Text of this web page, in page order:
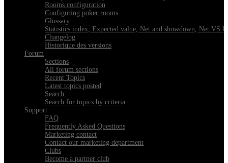
Rooms configuration
Configuring poker rooms
Glossary
Statistics index, Expected value, Net and showdown, Net VS
Changelog
Historique des versions
Forum
Sections
All forum sections
Recent Topics
Latest topics posted
Search
Search for topics by criteria
Support
FAQ
Frequently Asked Questions
Marketing contact
Contact our marketing department
Clubs
Become a partner club